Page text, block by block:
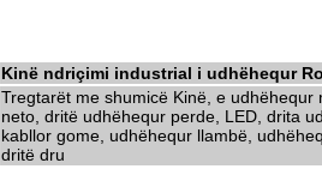
Kinë ndriçimi industrial i udhëhequr
Tregtarët me shumicë Kinë, e
neto, dritë udhëhequr perde, LED, drita
kabllor gome, udhëhequr llambë,
dritë dru